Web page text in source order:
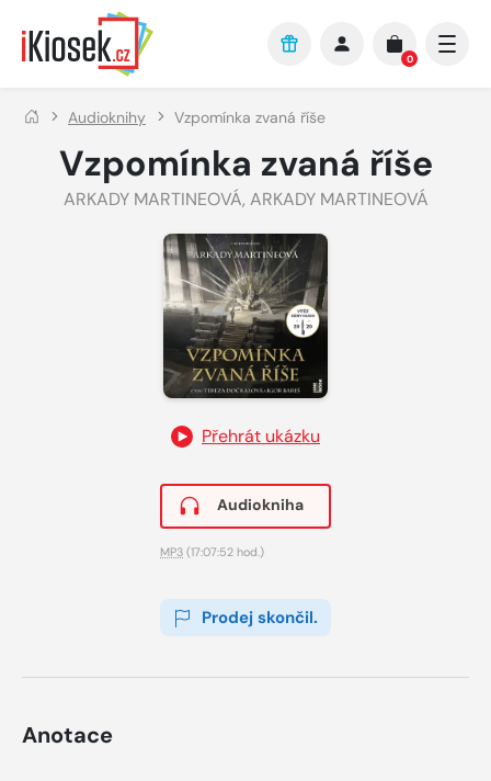
Přejít na hlavní obsah
0
Audioknihy Vzpomínka zvaná říše
Vzpomínka zvaná říše
ARKADY MARTINEOVÁ, ARKADY MARTINEOVÁ
Přehrát ukázku
Audiokniha
MP3 (17:07:52 hod.)
Prodej skončil.
Anotace